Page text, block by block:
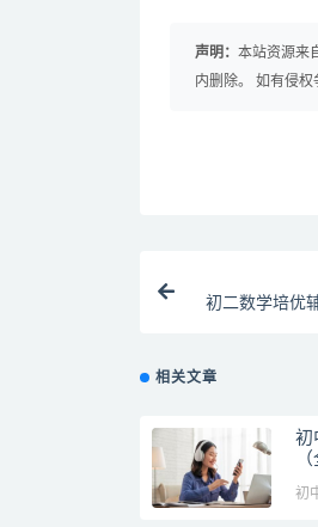
声明： 本站资源来
内删除。 如有侵
初二数学培优
相关文章
初
初